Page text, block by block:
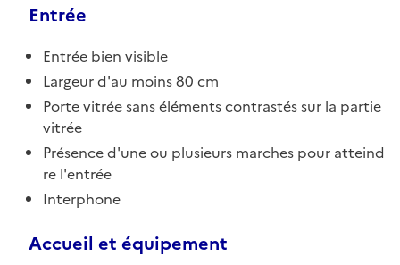
Entrée
Entrée bien visible
Largeur d'au moins 80 cm
Porte vitrée sans éléments contrastés sur la partie
vitrée
Présence d'une ou plusieurs marches pour atteind
re l'entrée
Interphone
Accueil et équipement